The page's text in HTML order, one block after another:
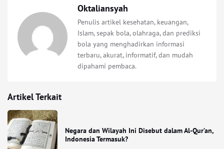
Oktaliansyah
Penulis artikel kesehatan, keuangan,
Islam, sepak bola, olahraga, dan prediksi
bola yang menghadirkan informasi
terbaru, akurat, informatif, dan mudah
dipahami pembaca.
Artikel Terkait
Negara dan Wilayah Ini Disebut dalam Al-Qur’an,
Indonesia Termasuk?